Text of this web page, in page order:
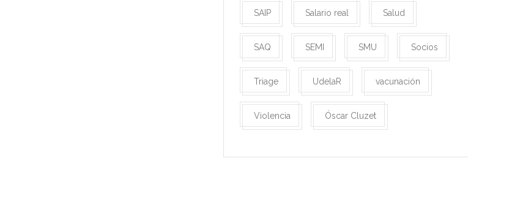
SAIP Salario real Salud
SAQ SEMI SMU Socios
Triage UdelaR vacunación
Violencia Óscar Cluzet